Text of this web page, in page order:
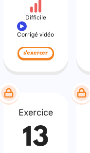
Difficile
Corrigé vidéo
s'exercer
Exercice
13